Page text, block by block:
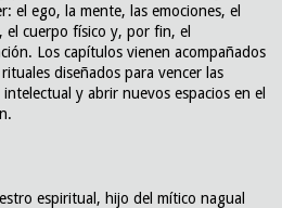
el ego, la mente, las emociones, el
el cuerpo físico y, por fin, el
Los capítulos vienen acompañados
diseñados para vencer las
y abrir nuevos espacios en el
espiritual, hijo del mítico nagual